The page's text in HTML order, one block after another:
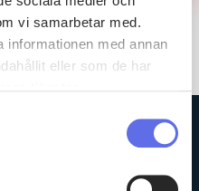
vi samarbetar med.
informationen med annan
eller som de har